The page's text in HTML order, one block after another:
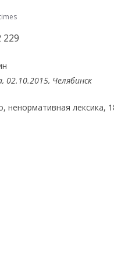
229
02.10.2015, Челябинск
лексика,